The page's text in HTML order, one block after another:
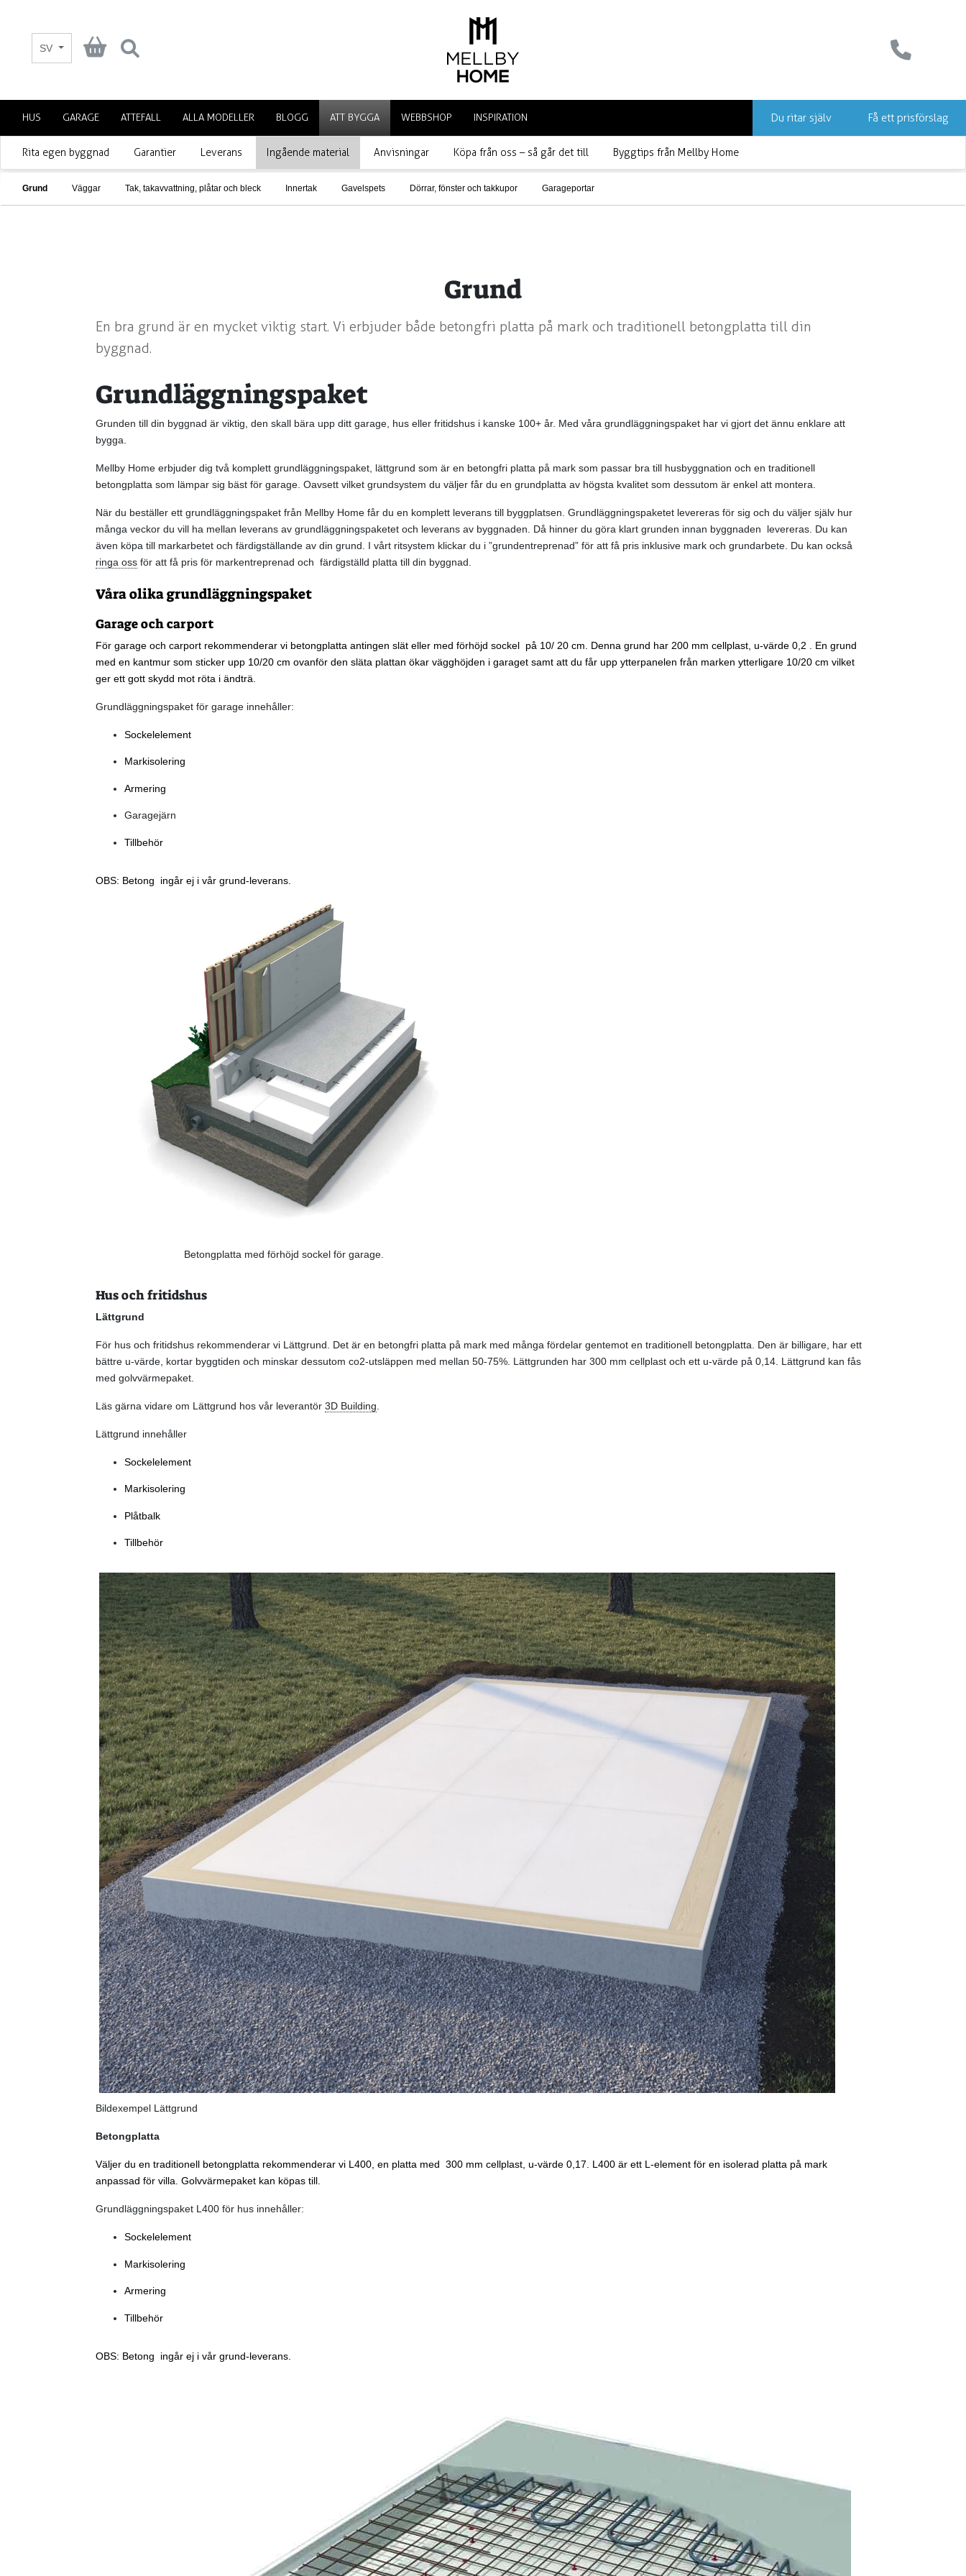
SV
HUS GARAGE ATTEFALL ALLA MODELLER BLOGG ATT BYGGA
Rita egen byggnad Garantier Leverans Ingående material
Grund Väggar Tak, takavvattning, plåtar och bleck Innertak Gavelspets Dörrar, fönster och takkupor Garageportar
Anvisningar Köpa från oss – så går det till Byggtips från Mellby Home
WEBBSHOP INSPIRATION Du ritar själv Få ett prisförslag
Grund
En bra grund är en mycket viktig start. Vi erbjuder både betongfri platta på mark och traditionell betongplatta till din
byggnad.
Grundläggningspaket
Grunden till din byggnad är viktig, den skall bära upp ditt garage, hus eller fritidshus i kanske 100+ år. Med våra grundläggningspaket har vi gjort det ännu enklare att
bygga.
Mellby Home erbjuder dig två komplett grundläggningspaket, lättgrund som är en betongfri platta på mark som passar bra till husbyggnation och en traditionell
betongplatta som lämpar sig bäst för garage. Oavsett vilket grundsystem du väljer får du en grundplatta av högsta kvalitet som dessutom är enkel att montera.
När du beställer ett grundläggningspaket från Mellby Home får du en komplett leverans till byggplatsen. Grundläggningspaketet levereras för sig och du väljer själv hur
många veckor du vill ha mellan leverans av grundläggningspaketet och leverans av byggnaden. Då hinner du göra klart grunden innan byggnaden levereras. Du kan
även köpa till markarbetet och färdigställande av din grund. I vårt ritsystem klickar du i ”grundentreprenad” för att få pris inklusive mark och grundarbete. Du kan också
ringa oss för att få pris för markentreprenad och färdigställd platta till din byggnad.
Våra olika grundläggningspaket
Garage och carport
För garage och carport rekommenderar vi betongplatta antingen slät eller med förhöjd sockel på 10/ 20 cm. Denna grund har 200 mm cellplast, u-värde 0,2 . En grund
med en kantmur som sticker upp 10/20 cm ovanför den släta plattan ökar vägghöjden i garaget samt att du får upp ytterpanelen från marken ytterligare 10/20 cm vilket
ger ett gott skydd mot röta i ändträ.
Grundläggningspaket för garage innehåller:
Sockelelement
Markisolering
Armering
Garagejärn
Tillbehör
OBS: Betong ingår ej i vår grund-leverans.
Betongplatta med förhöjd sockel för garage.
Hus och fritidshus
Lättgrund
För hus och fritidshus rekommenderar vi Lättgrund. Det är en betongfri platta på mark med många fördelar gentemot en traditionell betongplatta. Den är billigare, har ett
bättre u-värde, kortar byggtiden och minskar dessutom co2-utsläppen med mellan 50-75%. Lättgrunden har 300 mm cellplast och ett u-värde på 0,14. Lättgrund kan fås
med golvvärmepaket.
Läs gärna vidare om Lättgrund hos vår leverantör 3D Building
Lättgrund innehåller
Sockelelement
Markisolering
Plåtbalk
Tillbehör
Bildexempel Lättgrund
Betongplatta
Väljer du en traditionell betongplatta rekommenderar vi L400, en platta med 300 mm cellplast, u-värde 0,17. L400 är ett L-element för en isolerad platta på mark
anpassad för villa. Golvvärmepaket kan köpas till.
Grundläggningspaket L400 för hus innehåller:
Sockelelement
Markisolering
Armering
Tillbehör
OBS: Betong ingår ej i vår grund-leverans.